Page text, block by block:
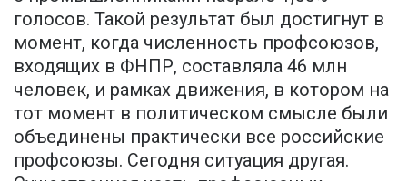
голосов. Такой результат был достигнут в
момент, когда численность профсоюзов,
входящих в ФНПР, составляла 46 млн
человек, и рамках движения, в котором на
тот момент в политическом смысле были
объединены практически все российские
профсоюзы. Сегодня ситуация другая.